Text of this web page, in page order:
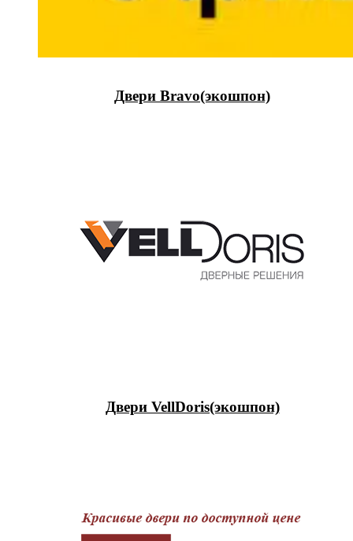
Двери Bravo(экошпон)
Двери VellDoris(экошпон)